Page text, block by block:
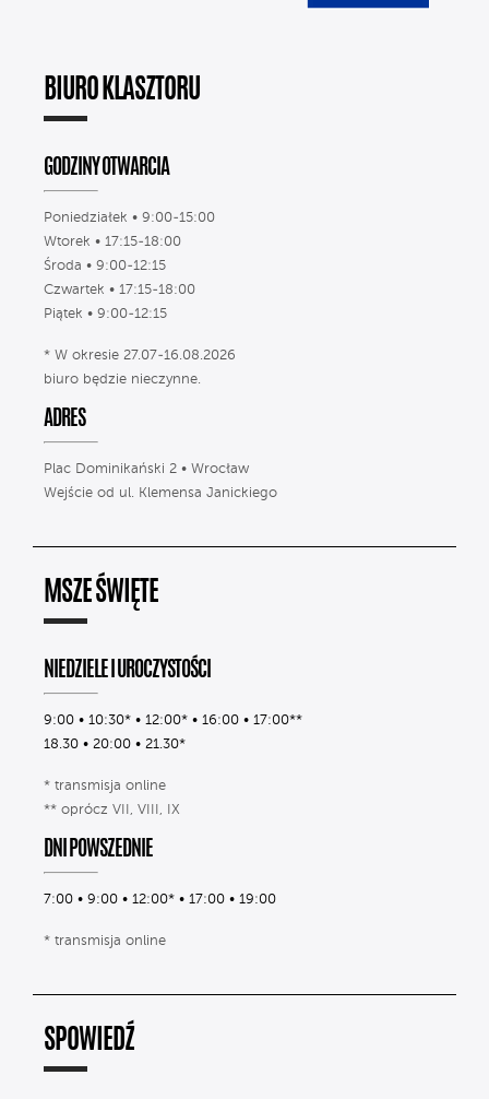
BIURO KLASZTORU
GODZINY OTWARCIA
Poniedziałek • 9:00-15:00
Wtorek • 17:15-18:00
Środa • 9:00-12:15
Czwartek • 17:15-18:00
Piątek • 9:00-12:15
* W okresie 27.07-16.08.2026
biuro będzie nieczynne.
ADRES
Plac Dominikański 2 • Wrocław
Wejście od ul. Klemensa Janickiego
MSZE ŚWIĘTE
NIEDZIELE I UROCZYSTOŚCI
9:00 • 10:30* • 12:00* • 16:00 • 17:00**
18.30 • 20:00 • 21.30*
* transmisja online
** oprócz VII, VIII, IX
DNI POWSZEDNIE
7:00 • 9:00 • 12:00* • 17:00 • 19:00
* transmisja online
SPOWIEDŹ